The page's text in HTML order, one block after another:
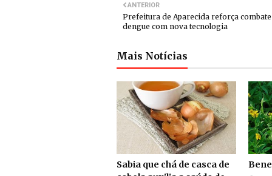
ANTERIOR
Prefeitura de Aparecida reforça combate
dengue com nova tecnologia
Mais Notícias
Sabia que chá de casca de